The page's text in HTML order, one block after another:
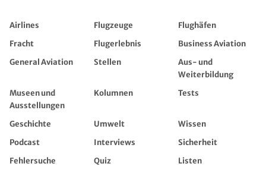
Airlines Flugzeuge
Flughäfen
Fracht
Flugerlebnis
Business Aviation
General Aviation
Stellen
Aus- und
Weiterbildung
Museen und
Ausstellungen
Kolumnen Tests
Geschichte Umwelt
Wissen
Podcast
Interviews
Sicherheit
Fehlersuche
Quiz
Listen